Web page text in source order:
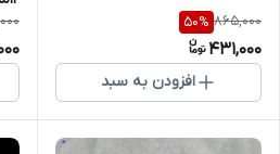
865,000
50%
431,000
افزودن به سبد